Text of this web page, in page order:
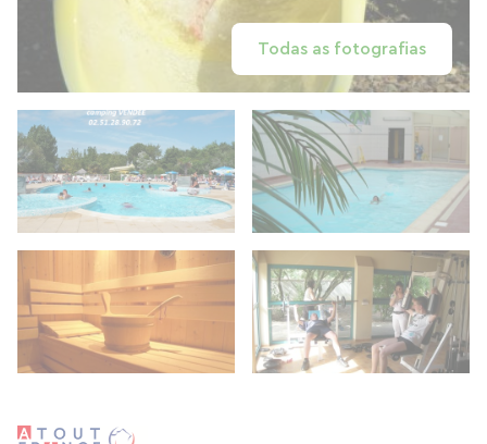
Todas as fotografias